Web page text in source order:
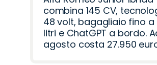
combina 145 CV,
48 volt, bagagliaio fino a
litri e ChatGPT a bordo.
agosto costa 27.950